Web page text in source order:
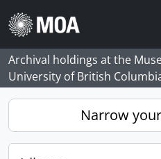
Skip to main content
Archival holdings at the
University of British
Narrow